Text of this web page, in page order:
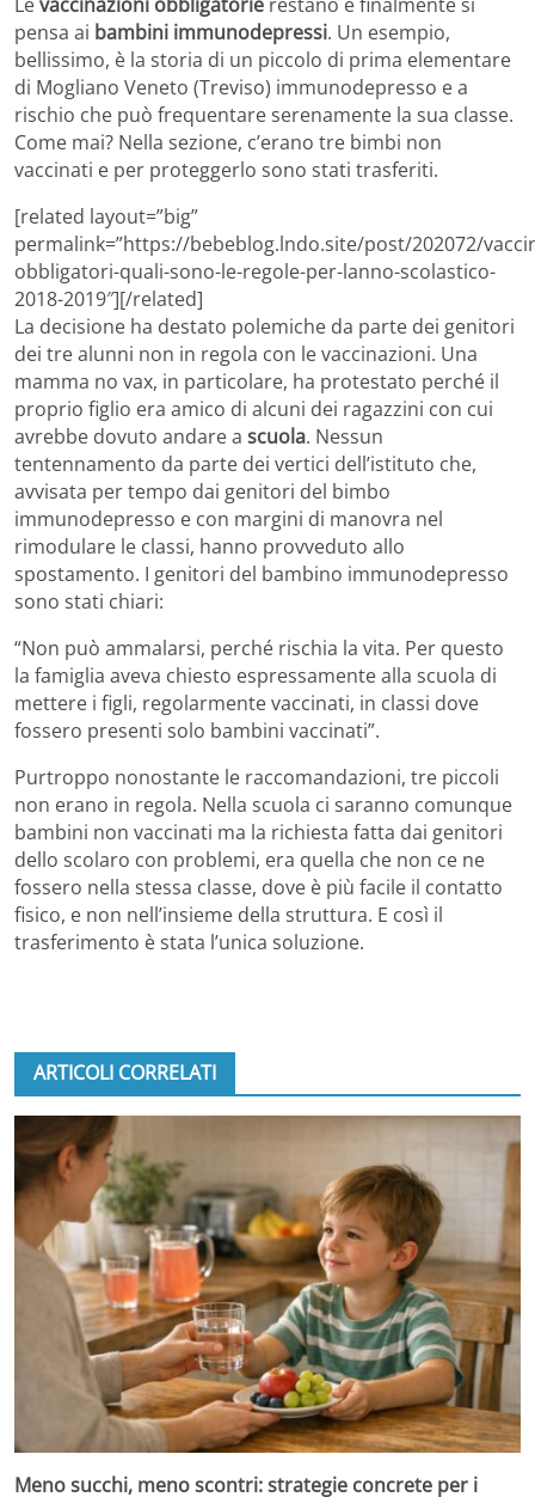
pensa ai bambini immunodepressi. Un esempio,
bellissimo, è la storia di un piccolo di prima elementare
di Mogliano Veneto (Treviso) immunodepresso e a
rischio che può frequentare serenamente la sua classe.
Come mai? Nella sezione, c’erano tre bimbi non
vaccinati e per proteggerlo sono stati trasferiti.
[related layout=”big”
permalink=”https://bebeblog.lndo.site/post/202072/
obbligatori-quali-sono-le-regole-per-lanno-scolastico-
2018-2019″][/related]
La decisione ha destato polemiche da parte dei genitori
dei tre alunni non in regola con le vaccinazioni. Una
mamma no vax, in particolare, ha protestato perché il
proprio figlio era amico di alcuni dei ragazzini con cui
avrebbe dovuto andare a scuola. Nessun
tentennamento da parte dei vertici dell’istituto che,
avvisata per tempo dai genitori del bimbo
immunodepresso e con margini di manovra nel
rimodulare le classi, hanno provveduto allo
spostamento. I genitori del bambino immunodepresso
sono stati chiari:
“Non può ammalarsi, perché rischia la vita. Per questo
la famiglia aveva chiesto espressamente alla scuola di
mettere i figli, regolarmente vaccinati, in classi dove
fossero presenti solo bambini vaccinati”.
Purtroppo nonostante le raccomandazioni, tre piccoli
non erano in regola. Nella scuola ci saranno comunque
bambini non vaccinati ma la richiesta fatta dai genitori
dello scolaro con problemi, era quella che non ce ne
fossero nella stessa classe, dove è più facile il contatto
fisico, e non nell’insieme della struttura. E così il
trasferimento è stata l’unica soluzione.
ARTICOLI CORRELATI
Meno succhi, meno scontri: strategie concrete per i